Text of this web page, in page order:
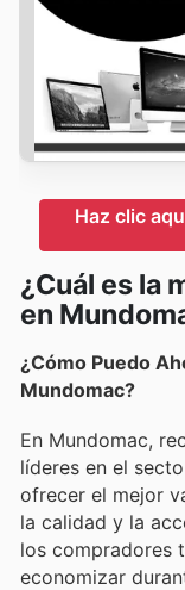
Haz clic
¿Cuál es la
en
¿Cómo Puedo
Mundomac?
En Mundomac,
líderes en el
ofrecer el mejor
la calidad y la
los compradores
economizar